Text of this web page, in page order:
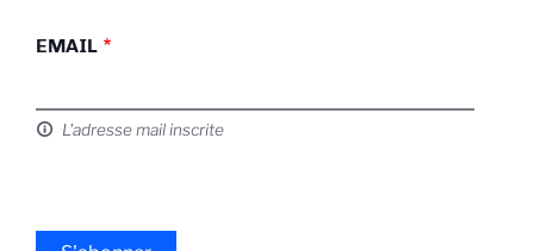
EMAIL
L'adresse mail inscrite